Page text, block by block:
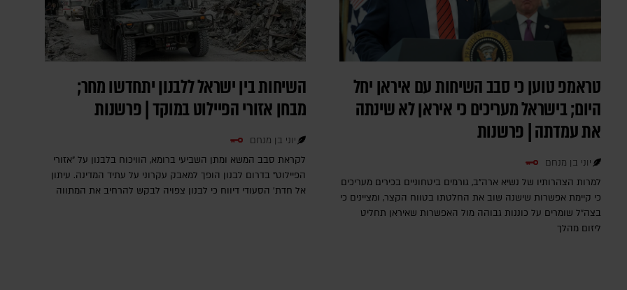
טראמפ טוען כי סבב השיחות עם איראן יחל
היום; בישראל מעריכים כי איראן לא שינתה
את עמדתה | פרשנות
יוני בן מנחם
למרות הצהרותיו של נשיא ארה"ב, גורמים ביטחוניים בכירים מעריכים
כי קיימת אפשרות שישנה שוב את החלטתו בטווח הקצר, ומציינים כי
בצה"ל שומרים על כוננות גבוהה מול האפשרות שאיראן תחליט
ליזום מהלך
השיחות בין ישראל ללבנון יתחדשו מחר;
מבחן אזורי הפיילוט במוקד | פרשנות
יוני בן מנחם
לקראת סבב המשא ומתן השביעי ברומא, הוויכוח בלבנון על "אזורי
הפיילוט" בדרום לבנון הופך למאבק עקרוני על עתיד המדינה. עיתון
אל חדת' הסעודי דיווח כי לבנון צפויה לבקש להרחיב את המתווה